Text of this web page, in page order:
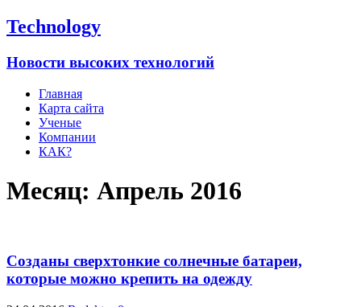
Technology
Новости высоких технологий
Главная
Карта сайта
Ученые
Компании
КАК?
Месяц: Апрель 2016
Созданы сверхтонкие солнечные батареи,
которые можно крепить на одежду